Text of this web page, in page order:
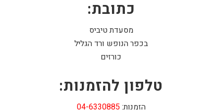
כתובת:
מסעדת טיביס
בכפר הנופש ורד הגליל
כורזים
טלפון להזמנות:
הזמנות:04-6330885